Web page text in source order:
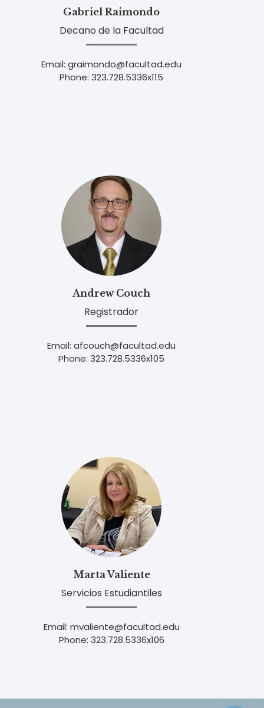
Gabriel Raimondo
Decano de la Facultad
Email: graimondo@facultad.edu
Phone: 323.728.5336x115
Andrew Couch
Registrador
Email: afcouch@facultad.edu
Phone: 323.728.5336x105
Marta Valiente
Servicios Estudiantiles
Email: mvaliente@facultad.edu
Phone: 323.728.5336x106